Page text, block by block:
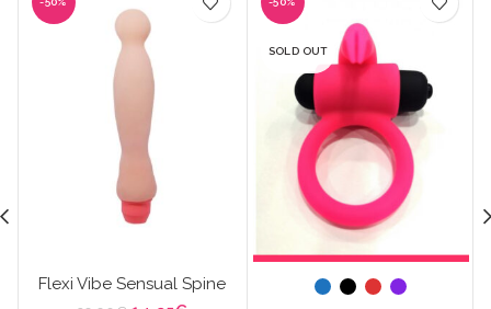
Flexi Vibe Sensual Spine
SOLD OUT